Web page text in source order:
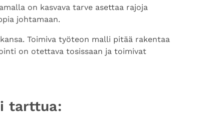
on kasvava tarve asettaa rajoja
johtamaan.
Toimiva työteon malli pitää rakentaa
on otettava tosissaan ja toimivat
tarttua: